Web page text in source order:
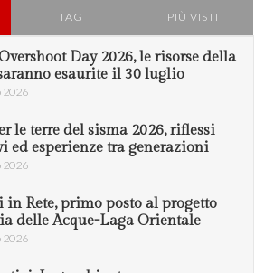
TAG PIÙ VISTI
Day 2026, le risorse della
esaurite il 30 luglio
2026
le terre del sisma 2026, riflessi
ed esperienze tra generazioni
2026
in Rete, primo posto al progetto
delle Acque-Laga Orientale
2026